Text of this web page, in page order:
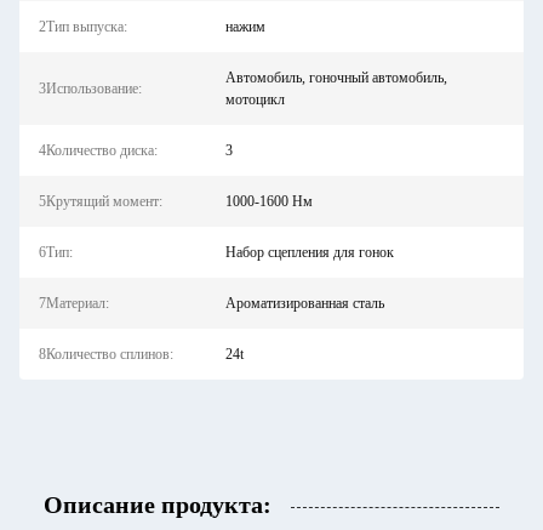
2Тип выпуска: нажим
3Использование:
Автомобиль, гоночный автомобиль,
мотоцикл
4Количество диска: 3
5Крутящий момент: 1000-1600 Нм
6Тип: Набор сцепления для гонок
7Материал: Ароматизированная сталь
8Количество сплинов: 24t
Описание продукта: